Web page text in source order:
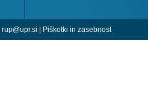
rup@upr.si | Piškotki in zasebnost